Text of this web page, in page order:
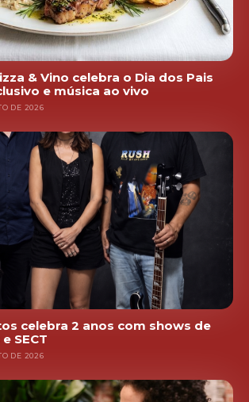
& Vino celebra o Dia dos Pais
e música ao vivo
DE 2026
celebra 2 anos com shows de
SECT
DE 2026